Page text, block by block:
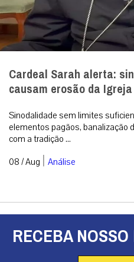
Cardeal Sarah alerta:
causam erosão da
Sinodalidade sem limites
elementos pagãos, banalização
com a tradição ...
08 / Aug | Análise
RECEBA